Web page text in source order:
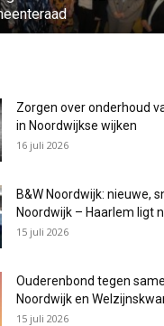
Zorgen over onderhoud
in Noordwijkse wijken
16 juli 2026
B&W Noordwijk: nieuwe,
Noordwijk – Haarlem ligt
15 juli 2026
Ouderenbond tegen
Noordwijk en
15 juli 2026